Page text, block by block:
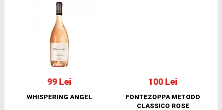
99 Lei
WHISPERING ANGEL
100 Lei
FONTEZOPPA METODO
CLASSICO ROSE